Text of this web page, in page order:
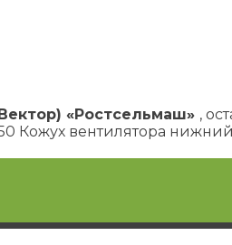
«Ростсельмаш» ,
Кожух вентилятора